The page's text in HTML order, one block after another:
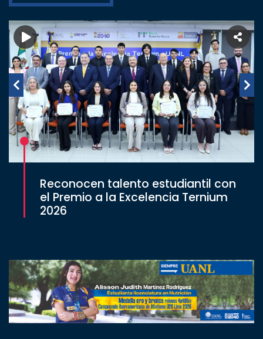
Reconocen talento estudiantil con
el Premio a la Excelencia Ternium
2026